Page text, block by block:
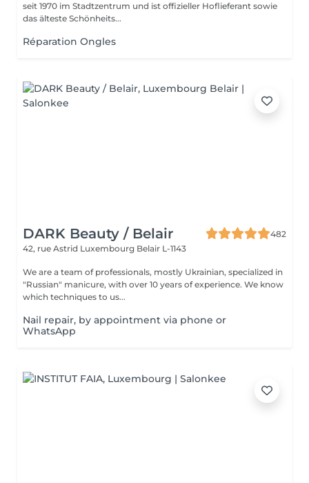
seit 1970 im Stadtzentrum und ist offizieller Hoflieferant sowie
das älteste Schönheits...
Réparation Ongles
DARK Beauty / Belair
482
42, rue Astrid Luxembourg Belair L-1143
We are a team of professionals, mostly Ukrainian, specialized in
"Russian" manicure, with over 10 years of experience. We know
which techniques to us...
Nail repair, by appointment via phone or
WhatsApp